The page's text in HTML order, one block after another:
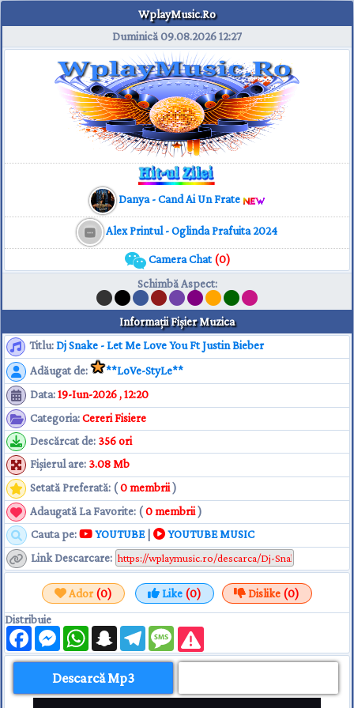
WplayMusic.Ro
Duminică 09.08.202612:27
Danya - Cand Ai Un Frate
Alex Printul - Oglinda Prafuita 2024
Camera Chat(0)
Schimbă Aspect:
Informaţii Fişier Muzica
Titlu:Dj Snake - Let Me Love You Ft Justin Bieber
Adăugat de:
**LoVe-StyLe**
Data:19-Iun-2026 , 12:20
Categoria:Cereri Fisiere
Descărcat de: 356 ori
Fişierul are: 3.08 Mb
Setată Preferată: (0 membrii )
Adaugată La Favorite: (0 membrii)
Cauta pe:
YOUTUBE|
YOUTUBE MUSIC
Link Descarcare:
Ador(0) Like (0) Dislike (0)
Distribuie
FacebookMessengerWhatsAppSnapchatTelegramMessage
Descarcă Mp3